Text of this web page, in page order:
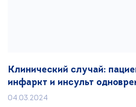
Клинический случай:
инфаркт и инсульт
04.03.2024